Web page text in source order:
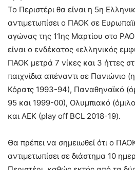
Το Περιστέρι θα είναι η 5η
αντιμετωπίσει ο ΠΑΟΚ σε
αγώνας της 11ης Μαρτίου στο
είναι ο ενδέκατος «ελληνικός
ΠΑΟΚ μετρά 7 νίκες και 3 ήττες
παιχνίδια απέναντι σε Πανιώνιο
Κόρατς 1993-94), Παναθηναϊκό
95 και 1999-00), Ολυμπιακό
και ΑΕΚ (play off BCL 2018-19).
Θα πρέπει να σημειωθεί ότι ο
αντιμετωπίσει σε διάστημα 10